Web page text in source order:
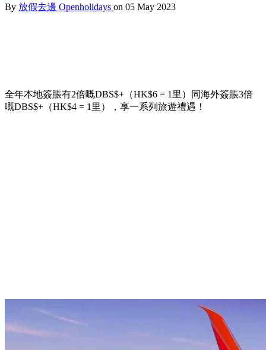
By 放假去邊 Openholidays on 05 May 2023
全年本地簽賬有2倍嘅DBS$+（HK$6 = 1里）同海外簽賬3倍
嘅DBS$+（HK$4 = 1里），享一系列旅遊禮遇！